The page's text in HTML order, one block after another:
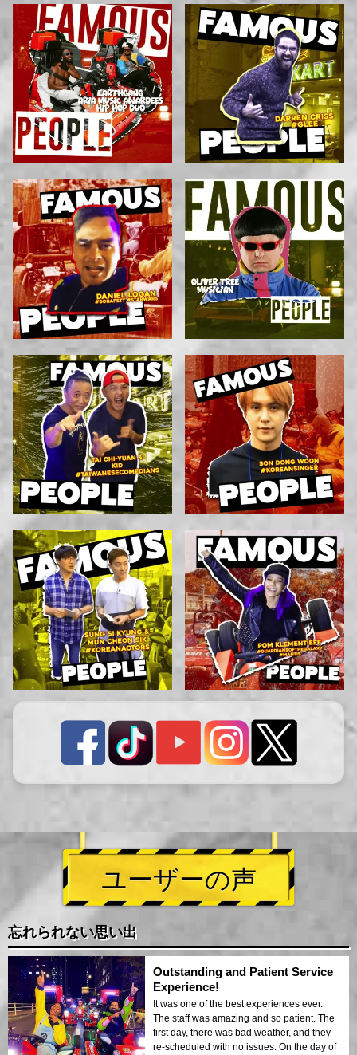
ユーザーの声
忘れられない思い出
Outstanding and Patient Service
Experience!
It was one of the best experiences ever.
The staff was amazing and so patient. The
first day, there was bad weather, and they
re-scheduled with no issues. On the day of